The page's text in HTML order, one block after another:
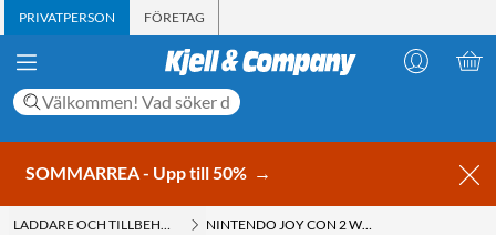
PRIVATPERSON FÖRETAG
SOMMARREA - Upp till 50% →
LADDARE OCH TILLBEHÖR FÖR HANDKONTROLLER NINTENDO JOY CON 2 WHEEL PAIR